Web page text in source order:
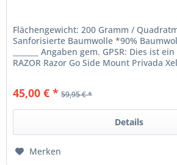
Flächengewicht: 200 Gramm /
Sanforisierte Baumwolle *90%
_______ Angaben gem. GPSR: Dies ist
RAZOR Razor Go Side Mount Privada
45,00 € * 59,95 € *
Details
Merken